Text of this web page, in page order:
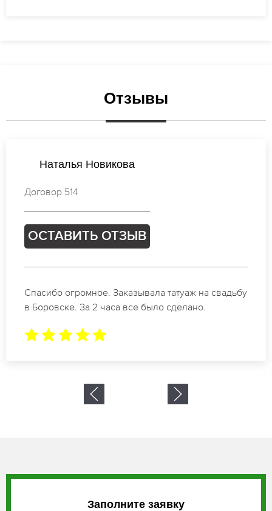
Отзывы
Ирина Иванова
Договор 094
ОСТАВИТЬ ОТЗЫВ
Отличные специалисты своего дела по
коррекции бровей в Боровске.
Заполните заявку